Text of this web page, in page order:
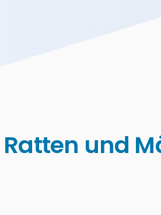
Ratten und